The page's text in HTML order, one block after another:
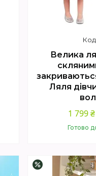
Велика
Ляля
1 799 ₴
Готово